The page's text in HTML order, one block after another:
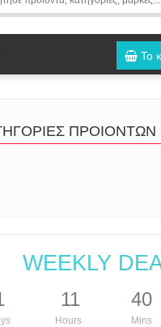
Το
ΠΡΟΙΟΝΤΩΝ
WEEKLY
11
Hours
40
Mins